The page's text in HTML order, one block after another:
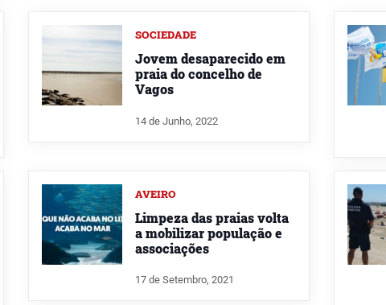
SOCIEDADE
Jovem desaparecido em
praia do concelho de
Vagos
14 de Junho, 2022
AVEIRO
Limpeza das praias volta
a mobilizar população e
associações
17 de Setembro, 2021